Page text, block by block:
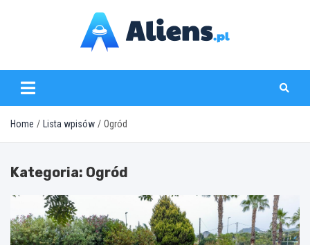
aliens.pl
Home Lista wpisów Ogród
Kategoria: Ogród